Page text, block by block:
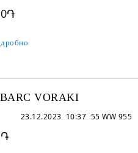
VORAKI
55 WW 955
23.12.2023 10:37